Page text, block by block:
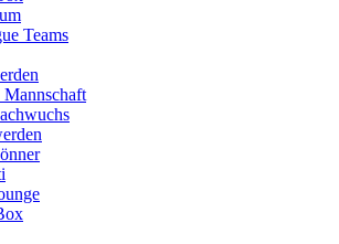
Teams
Mannschaft